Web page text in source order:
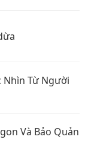
Nhìn Từ Người
Và Bảo Quản